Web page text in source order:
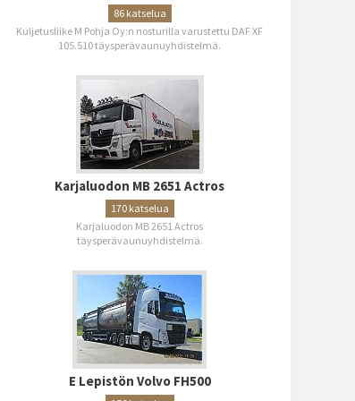
86 katselua
Kuljetusliike M Pohja Oy:n nosturilla varustettu DAF XF
105.510 täysperävaunuyhdistelmä.
Karjaluodon MB 2651 Actros
170 katselua
Karjaluodon MB 2651 Actros
täysperävaunuyhdistelmä.
E Lepistön Volvo FH500